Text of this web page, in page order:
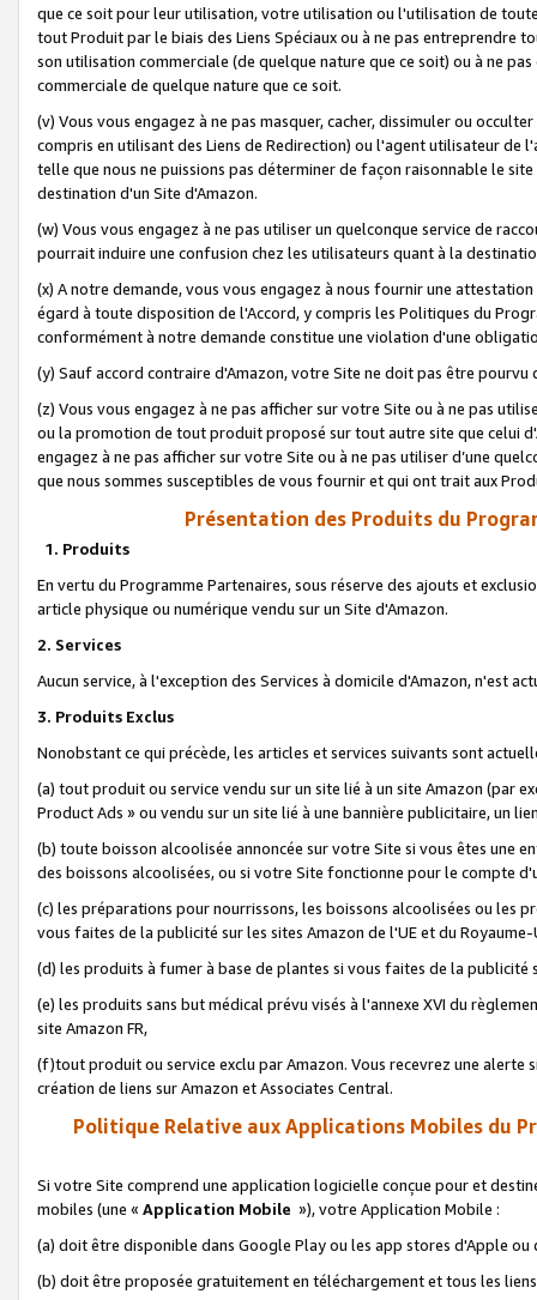
que ce soit pour leur utilisation, votre utilisation ou l'utilisation de
tout Produit par le biais des Liens Spéciaux ou à ne pas entreprendre
son utilisation commerciale (de quelque nature que ce soit) ou à ne
commerciale de quelque nature que ce soit.
(v) Vous vous engagez à ne pas masquer, cacher, dissimuler ou
compris en utilisant des Liens de Redirection) ou l'agent utilisateur
telle que nous ne puissions pas déterminer de façon raisonnable le
destination d'un Site d'Amazon.
(w) Vous vous engagez à ne pas utiliser un quelconque service de
pourrait induire une confusion chez les utilisateurs quant à la
(x) A notre demande, vous vous engagez à nous fournir une
égard à toute disposition de l'Accord, y compris les Politiques du
conformément à notre demande constitue une violation d'une
(y) Sauf accord contraire d'Amazon, votre Site ne doit pas être
(z) Vous vous engagez à ne pas afficher sur votre Site ou à ne pas
ou la promotion de tout produit proposé sur tout autre site que celui
engagez à ne pas afficher sur votre Site ou à ne pas utiliser d’une
que nous sommes susceptibles de vous fournir et qui ont trait aux
Présentation des Produits du
1. Produits
En vertu du Programme Partenaires, sous réserve des ajouts et
article physique ou numérique vendu sur un Site d'Amazon.
2. Services
Aucun service, à l'exception des Services à domicile d'Amazon, n'est
3. Produits Exclus
Nonobstant ce qui précède, les articles et services suivants sont
(a) tout produit ou service vendu sur un site lié à un site Amazon (par
Product Ads » ou vendu sur un site lié à une bannière publicitaire, un
(b) toute boisson alcoolisée annoncée sur votre Site si vous êtes une
des boissons alcoolisées, ou si votre Site fonctionne pour le compte
(c) les préparations pour nourrissons, les boissons alcoolisées ou les
vous faites de la publicité sur les sites Amazon de l'UE et du Royaume-
(d) les produits à fumer à base de plantes si vous faites de la publicité
(e) les produits sans but médical prévu visés à l'annexe XVI du
site Amazon FR,
(f)tout produit ou service exclu par Amazon. Vous recevrez une alerte
création de liens sur Amazon et Associates Central.
Politique Relative aux Applications Mobiles du
Si votre Site comprend une application logicielle conçue pour et
mobiles (une « Application Mobile »), votre Application Mobile :
(a) doit être disponible dans Google Play ou les app stores d'Apple ou
(b) doit être proposée gratuitement en téléchargement et tous les